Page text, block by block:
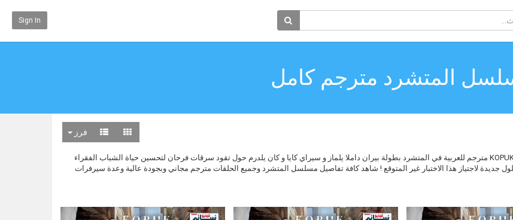
Sign In
المتشرد مترجم كامل
فرز
مسلسل المتشرد مسلسل الاكشن والمغامرات والدراما التركي المتشرد KOPUK مترجم للعربية في المتشرد بطولة بيران داملا يلماز و سيراي كايا و كان يلدرم حول تقود سرقات فرحان لتحسين حياة الشباب الفقراء
لاجتياز هذا الاختبار غير المتوقع ! شاهد كافة تفاصيل مسلسل المتشرد وجميع الحلقات مترجم مجاني وبجودة عالية وعدة سيرفرات